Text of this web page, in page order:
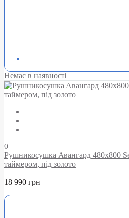
Немає в наявності
0
Рушникосушка Авангард 480х800
таймером, під золото
18 990 грн